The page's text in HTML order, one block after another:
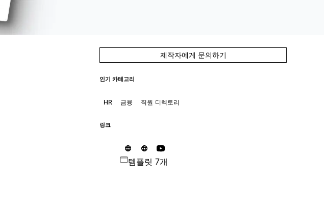
제작자에게 문의하기
인기 카테고리
HR 금융 직원 디렉토리
링크
템플릿 7개